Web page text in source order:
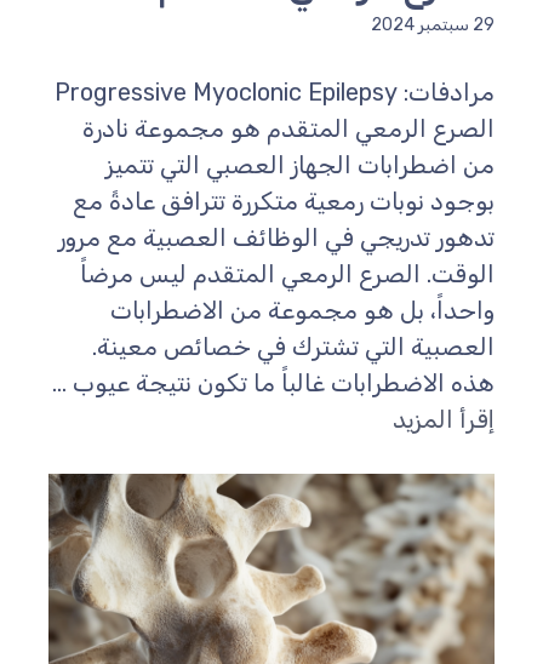
29 سبتمبر 2024
مرادفات: Progressive Myoclonic Epilepsy
الصرع الرمعي المتقدم هو مجموعة نادرة
من اضطرابات الجهاز العصبي التي تتميز
بوجود نوبات رمعية متكررة تترافق عادةً مع
تدهور تدريجي في الوظائف العصبية مع مرور
الوقت. الصرع الرمعي المتقدم ليس مرضاً
واحداً، بل هو مجموعة من الاضطرابات
العصبية التي تشترك في خصائص معينة.
هذه الاضطرابات غالباً ما تكون نتيجة عيوب ...
إقرأ المزيد